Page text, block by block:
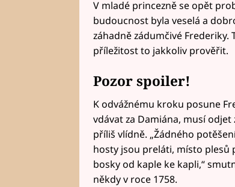
V mladé princezně se opět
budoucnost byla veselá a
záhadně zádumčivé Frederiky.
příležitost to jakkoliv prověřit.
Pozor spoiler!
K odvážnému kroku posune
vdávat za Damiána, musí
příliš vlídně. „Žádného
hosty jsou preláti, místo plesů
bosky od kaple ke kapli,“
někdy v roce 1758.